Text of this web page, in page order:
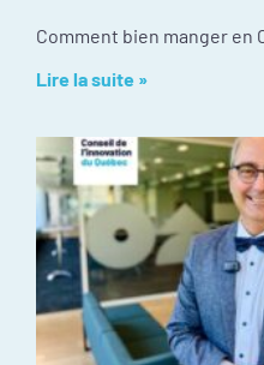
Lire la suite »